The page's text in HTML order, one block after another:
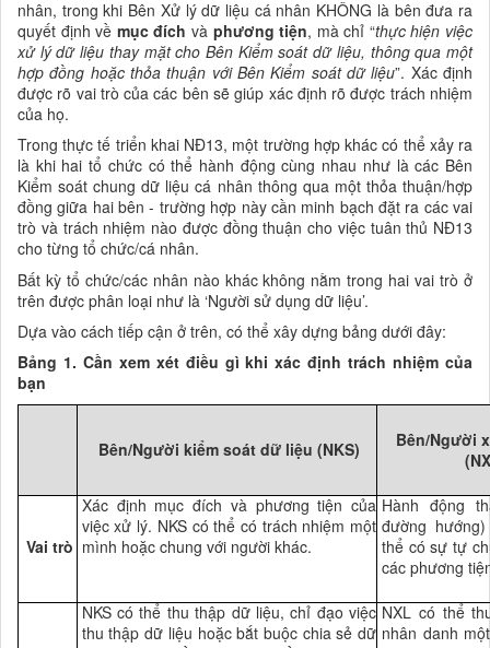
nhân, trong khi Bên Xử lý dữ liệu cá nhân KHÔNG là bên đưa ra
quyết định về mục đích và phương tiện, mà chỉ “thực hiện việc
xử lý dữ liệu thay mặt cho Bên Kiểm soát dữ liệu, thông qua một
hợp đồng hoặc thỏa thuận với Bên Kiểm soát dữ liệu”. Xác định
được rõ vai trò của các bên sẽ giúp xác định rõ được trách nhiệm
của họ.
Trong thực tế triển khai NĐ13, một trường hợp khác có thể xảy ra
là khi hai tổ chức có thể hành động cùng nhau như là các Bên
Kiểm soát chung dữ liệu cá nhân thông qua một thỏa thuận/hợp
đồng giữa hai bên- trường hợp này cần minh bạch đặt ra các vai
trò và trách nhiệm nào được đồng thuận cho việc tuân thủ NĐ13
cho từng tổ chức/cá nhân.
Bất kỳ tổ chức/các nhân nào khác không nằm trong hai vai trò ở
trên được phân loại như là ‘Người sử dụng dữ liệu’.
Dựa vào cách tiếp cận ở trên, có thể xây dựng bảng dưới đây:
Bảng 1. Cần xem xét điều gì khi xác định trách nhiệm của
bạn
Bên/Người kiểm soát dữ liệu (NKS)
Bên/Người
(N
Vai trò
Xác định mục đích và phương tiện của
việc xử lý. NKS có thể có trách nhiệm một
mình hoặc chung với người khác.
Hành động
đường
thể có sự tự
các phương
NKS có thể thu thập dữ liệu, chỉ đạo việc
thu thập dữ liệu hoặc bắt buộc chia sẻ dữ
NXL có thể
nhân danh